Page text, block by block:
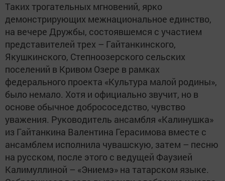
Таких трогательных мгновений, ярко
демонстрирующих межнациональное единство,
на вечере Дружбы, состоявшемся с участием
представителей трех – Гайтанкинского,
Якушкинского, Степноозерского сельских
поселений в Кривом Озере в рамках
федерального проекта «Культура малой родины»,
было немало. Хотя и официально звучит, но в
основе обычное добрососедство, чувство
уважения. Руководитель ансамбля «Калинушка»
из Гайтанкина Валентина Герасимова вместе с
ансамблем исполнила чувашскую, затем – песню
на русском, после этого с ведущей Фаузией
Калимуллиной – «Эниемэ» на татарском языке.